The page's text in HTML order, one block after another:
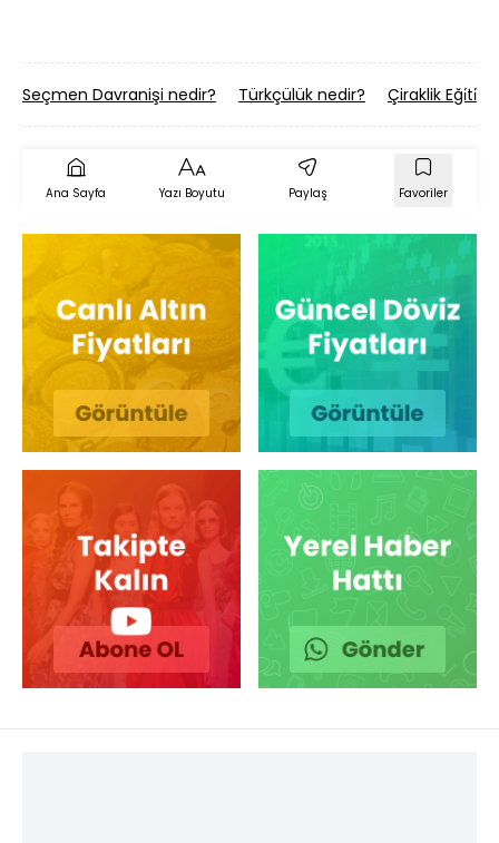
Seçmen Davranişi nedir? Türkçülük nedir? Çiraklik
Ana Sayfa Yazı Boyutu Paylaş Favoriler